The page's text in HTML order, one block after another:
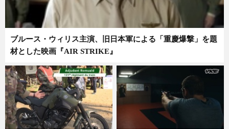
ブルース・ウィリス主演、旧日本軍による「重慶爆撃」を題
材とした映画『AIR STRIKE』